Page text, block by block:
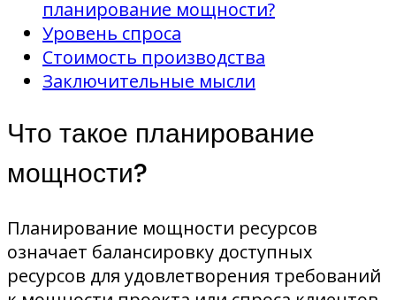
планирование мощности?
Уровень спроса
Стоимость производства
Заключительные мысли
Что такое планирование
мощности?
Планирование мощности ресурсов
означает балансировку доступных
ресурсов для удовлетворения требований